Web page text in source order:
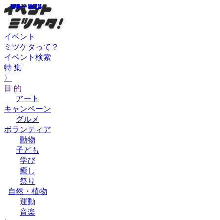
イベント
ミツケタって？
イベント検索
特 集
〉
目 的
アート
キャンペーン
グルメ
ボランティア
動物
子ども
学び
癒し
祭り
自然・植物
運動
音楽
8/6
8/6
8/6
8/4～9/28
8/2～8/7
8/2～8/17
8/1～8/15
8/1～8/17
8/1～9/28